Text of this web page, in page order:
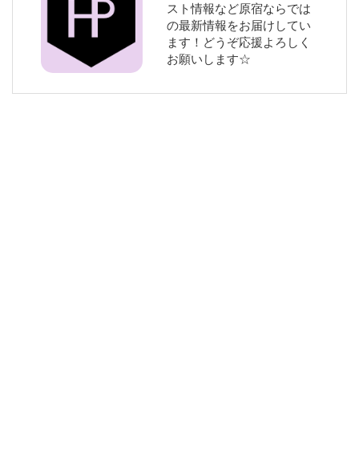
スト情報など原宿ならでは
の最新情報をお届けしてい
ます！どうぞ応援よろしく
お願いします☆